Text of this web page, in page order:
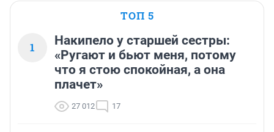
ТОП 5
1
Накипело у старшей сестры:
«Ругают и бьют меня, потому
что я стою спокойная, а она
плачет»
27 012 17